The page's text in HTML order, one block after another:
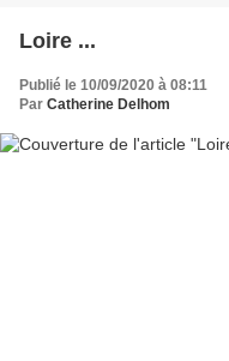
Loire ...
Publié le 10/09/2020 à 08:11
Par Catherine Delhom